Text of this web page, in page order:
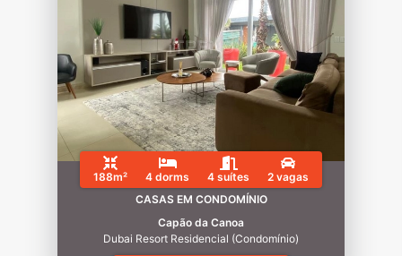
188m² 4 dorms 4 suítes
2 vagas
CASAS EM CONDOMÍNIO
Capão da Canoa
Dubai Resort Residencial (Condomínio)